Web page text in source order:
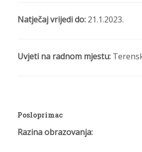
Natječaj vrijedi do: 21.1.2023.
Uvjeti na radnom mjestu:
Posloprimac
Razina obrazovanja: